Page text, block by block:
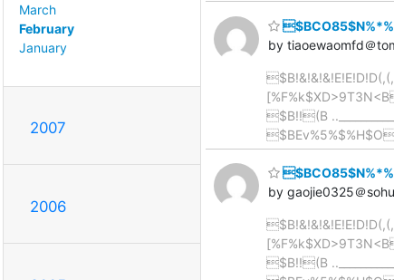
March
February
January
2007
2006
by tiaoewaomfd＠
$B!!(B
by gaojie0325＠
$B!!(B